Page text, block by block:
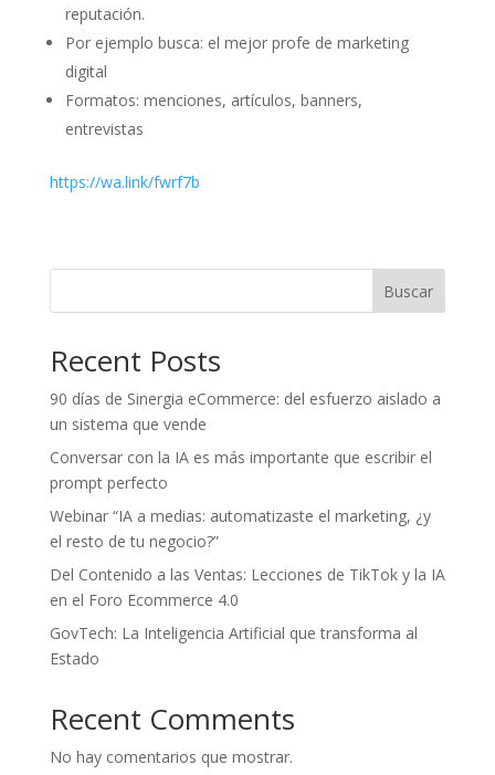
reputación.
Por ejemplo busca: el mejor profe de marketing
digital
Formatos: menciones, artículos, banners,
entrevistas
https://wa.link/fwrf7b
Buscar
Recent Posts
90 días de Sinergia eCommerce: del esfuerzo aislado a
un sistema que vende
Conversar con la IA es más importante que escribir el
prompt perfecto
Webinar “IA a medias: automatizaste el marketing, ¿y
el resto de tu negocio?”
Del Contenido a las Ventas: Lecciones de TikTok y la IA
en el Foro Ecommerce 4.0
GovTech: La Inteligencia Artificial que transforma al
Estado
Recent Comments
No hay comentarios que mostrar.